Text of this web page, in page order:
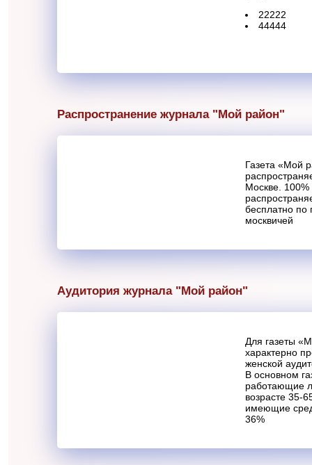
22222
44444
Распространение журнала "Мой район"
Газета «Мой
Москве. 100%
бесплатно по
москвичей
Аудитория журнала "Мой район"
Для газеты
характерно
женской
В основном
работающие
возрасте 35-
имеющие
36%